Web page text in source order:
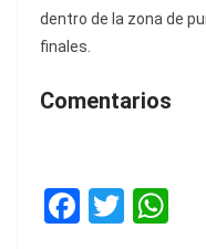
dentro de la zona de
finales.
Comentarios
F T